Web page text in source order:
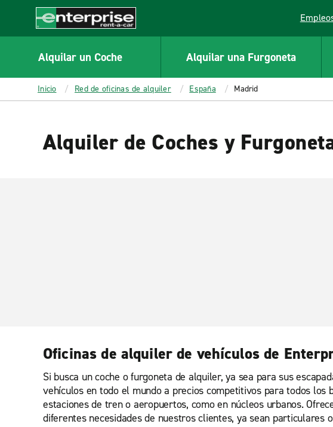
CONTENT
Enterprise
Link
Alquilar un Coche Alquilar una Furgoneta
Inicio Red de oficinas de alquiler España Madrid
Alquiler de Coches y
Oficinas de alquiler de vehículos de
Si busca un coche o furgoneta de alquiler, ya sea para sus
vehículos en todo el mundo a precios competitivos para todos
estaciones de tren o aeropuertos, como en núcleos urbanos.
diferentes necesidades de nuestros clientes, ya sean particulares